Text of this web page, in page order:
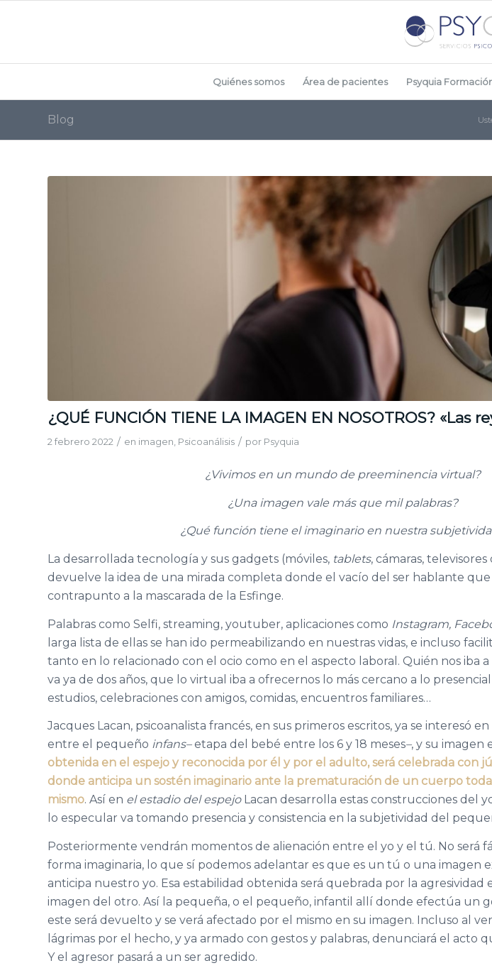
Quiénes somos Área de pacientes Psyquia
Blog
¿QUÉ FUNCIÓN TIENE LA IMAGEN EN NOSOTROS? «Las
2 febrero 2022 / en imagen Psicoanálisis / por Psyquia
¿Vivimos en un mundo de preeminencia virtual?
¿Una imagen vale más que mil palabras?
¿Qué función tiene el imaginario en nuestra
La desarrollada tecnología y sus gadgets (móviles, tablets, cámaras,
devuelve la idea de una mirada completa donde el vacío del ser hablante
contrapunto a la mascarada de la Esfinge.
Palabras como Selfi, streaming, youtuber, aplicaciones como Instagram,
larga lista de ellas se han ido permeabilizando en nuestras vidas, e incluso
tanto en lo relacionado con el ocio como en el aspecto laboral. Quién nos iba a
va ya de dos años, que lo virtual iba a ofrecernos lo más cercano a lo
estudios, celebraciones con amigos, comidas, encuentros familiares…
Jacques Lacan, psicoanalista francés, en sus primeros escritos, ya se interesó
entre el pequeño infans–etapa del bebé entre los 6 y 18 meses–, y su imagen
obtenida en el espejo y reconocida por él y por el adulto, será celebrada con
donde anticipa un sostén imaginario ante la prematuración de un cuerpo
mismo. Así en el estadio del espejoLacan desarrolla estas construcciones del
lo especular va tomando presencia y consistencia en la subjetividad del
Posteriormente vendrán momentos de alienación entre el yo y el tú. No será
forma imaginaria, lo que sí podemos adelantar es que es un tú o una imagen
anticipa nuestro yo. Esa estabilidad obtenida será quebrada por la agresividad
imagen del otro. Así la pequeña, o el pequeño, infantil allí donde efectúa un
este será devuelto y se verá afectado por el mismo en su imagen. Incluso al
lágrimas por el hecho, y ya armado con gestos y palabras, denunciará el acto
Y el agresor pasará a un ser agredido.